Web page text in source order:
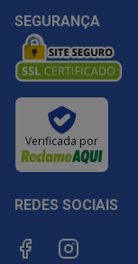
SEGURANÇA
Verificada por
REDES SOCIAIS